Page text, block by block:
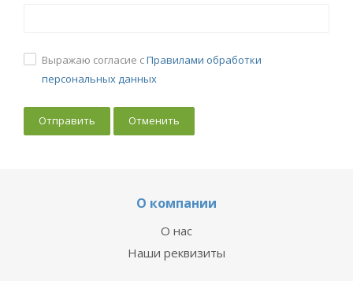
Выражаю согласие сПравилами обработки
персональных данных
Отменить
О компании
О нас
Наши реквизиты